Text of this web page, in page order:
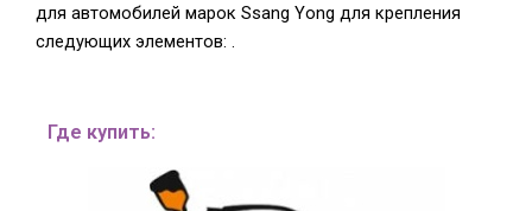
для автомобилей марок Ssang Yong для крепления
следующих элементов: .
Где купить: